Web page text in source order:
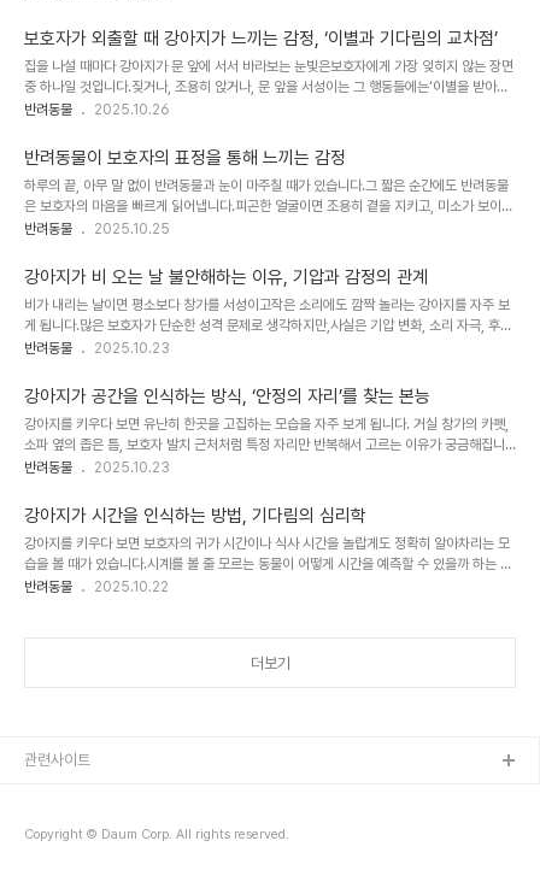
가 표정을 읽는 이유와그 해석 과정을 이해함으로써 교감을 깊게 만드는 방법을 알아봅니다.
1. 웃는 얼굴은 ‘안정’의 신호로 인식됩니다강아지는 밝은 표정, 부드러운 미소를‘긍정적인
감정’으로 받아들입니다.보호자가 웃을 때 뇌 속에서 옥시토신이 분비되며,강아지 또한 같은
호르몬 반응을 일으킨다는 연구 결과가 있습니다.이때 그들은 편안함과 신뢰를 동시에 ..
보호자가 외출할 때 강아지가 느끼는 감정, ‘이별과 기다림의 교차점’
집을 나설 때마다 강아지가 문 앞에 서서 바라보는 눈빛은보호자에게 가장 잊히지 않는 장면
중 하나일 것입니다.짖거나, 조용히 앉거나, 문 앞을 서성이는 그 행동들에는‘이별을 받아들
이는 마음’과 ‘기다림의 시작’이 함께 들어 있습니다.강아지에게 보호자의 외출은 단순한 분
을 인간처럼 계산하지 못하지만,감정의 변화를 통해 “이별”과 “재회”를 배우며 성숙해집니
다.이 글에서는 강아지가 외출 상황에서 느끼는 감정 단계를 살펴보고,보호자가 불안을 줄이
고 신뢰를 키울 수 있는 방법을 알아봅니다. 1. 이별 직전의 감정 – ‘변화를 예감하는 불안’강
아지는 보호자가 나가기 전의 행동 패턴을 기억합니다.신발을 신는 소리, 가방을 드..
반려동물 2025.10.26
반려동물이 보호자의 표정을 통해 느끼는 감정
하루의 끝, 아무 말 없이 반려동물과 눈이 마주칠 때가 있습니다.그 짧은 순간에도 반려동물
은 보호자의 마음을 빠르게 읽어냅니다.피곤한 얼굴이면 조용히 곁을 지키고, 미소가 보이면
꼬리를 흔들며 다가옵니다.반려동물에게 사람의 표정은 감정의 지도로 작용합니다.기분 좋
직임이 아니라,반려동물의 정서를 조율하는 감정의 언어입니다.이 글에서는 반려동물이 표
정을 통해 감정을 읽는 이유와,보호자가 얼굴의 표정을 통해 안정감을 전할 수 있는 방법을
살펴봅니다. 1. 표정은 말보다 빠른 감정 신호입니다반려동물은 언어보다 시각적인 단서를
먼저 인식합니다.눈의 모양과 입꼬리의 각도, 이마의 주름 같은 작은 변화까지도그들에게는
감정의..
반려동물 2025.10.25
강아지가 비 오는 날 불안해하는 이유, 기압과 감정의 관계
비가 내리는 날이면 평소보다 창가를 서성이고작은 소리에도 깜짝 놀라는 강아지를 자주 보
게 됩니다.많은 보호자가 단순한 성격 문제로 생각하지만,사실은 기압 변화, 소리 자극, 후각
의 예민함, 과거의 경험이한꺼번에 작용하는 복합적인 반응입니다.강아지는 사람보다 훨씬
에서는 그 원인을 세 가지 관점에서 정리합니다. 1. 기압 하강이 만드는 불편감비가 오기 전
에는 대기압이 낮아지며귀의 평형 기관에 자극이 생겨 답답함과 불안감을 느끼게 됩니다.강
아지에게는 낯선 몸의 감각이 불쾌한 신호로 작용합니다.팁:기압이 낮은 날에는 외출보다는
실내 놀이를 준비하세요.퍼즐 간식이나 후각 찾기 놀이는 긴장을 분산시켜 줍니다. 2. 소..
반려동물 2025.10.23
강아지가 공간을 인식하는 방식, ‘안정의 자리’를 찾는 본능
강아지를 키우다 보면 유난히 한곳을 고집하는 모습을 자주 보게 됩니다. 거실 창가의 카펫,
소파 옆의 좁은 틈, 보호자 발치 근처처럼 특정 자리만 반복해서 고르는 이유가 궁금해집니
다. 강아지는 사람처럼 시각 중심으로만 공간을 읽지 않습니다. 냄새의 겹, 소리의 흐름, 바닥
측 가능한 자리를 계산합니다. 이 글은 강아지가 공간을 인식하는 다섯 가지 핵심 기준을 정
리하고, 집 안에서 안정의 자리를 설계하는 방법을 구체적으로 안내합니다. 1. 냄새의 지도로
영역을 구분한다강아지는 후각으로 공간을 구획합니다.자신의 체취가 스며든 담요나 쿠션,
자주 머무른 자리의 바닥 냄새는 심리적 울타리 역할을..
반려동물 2025.10.23
강아지가 시간을 인식하는 방법, 기다림의 심리학
강아지를 키우다 보면 보호자의 귀가 시간이나 식사 시간을 놀랍게도 정확히 알아차리는 모
습을 볼 때가 있습니다.시계를 볼 줄 모르는 동물이 어떻게 시간을 예측할 수 있을까 하는 의
문이 생깁니다.강아지에게 시간은 숫자가 아니라 변화의 순서로 이루어진 감각적 신호입니
과 설계 방법을 정리합니다. 1. 냄새의 변화로 하루의 흐름을 읽는다강아지는 후각으로 공기
반려동물 2025.10.22
더보기
Copyright © Daum Corp. All rights reserved.
관련사이트